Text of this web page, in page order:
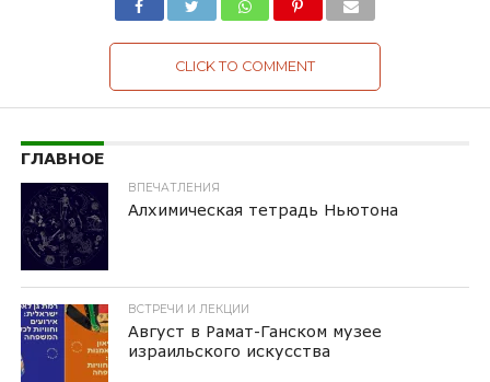
CLICK TO COMMENT
ГЛАВНОЕ
ВПЕЧАТЛЕНИЯ
Алхимическая тетрадь Ньютона
ВСТРЕЧИ И ЛЕКЦИИ
Август в Рамат-Ганском музее
израильского искусства